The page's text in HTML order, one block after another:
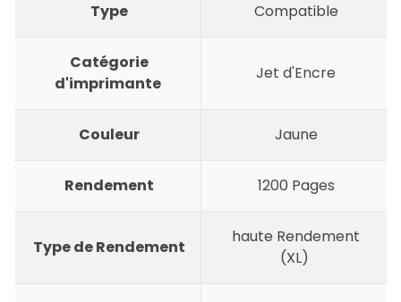
Type Compatible
Catégorie
d'imprimante
Jet d'Encre
Couleur Jaune
Rendement 1200 Pages
Type de Rendement
haute Rendement
(XL)